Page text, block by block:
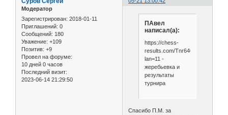
Модератор
Зарегистрирован: 2018-01-11
Приглашений: 0
Сообщений: 180
Уважение: +109
Позитив: +9
Провел на форуме:
10 дней 0 часов
Последний визит:
2023-06-14 21:29:50
ПАвел
написал(а):
https://chess-
results.com/Tnr640166.aspx?
lan=11 -
жеребьевка и
результаты
турнира
Спасибо П.М. за